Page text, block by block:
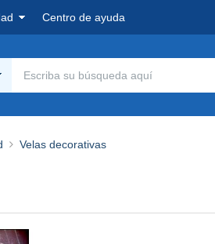
Centro de ayuda
Velas decorativas